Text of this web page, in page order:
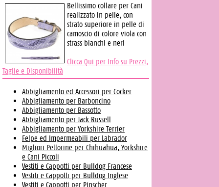
Bellissimo collare per Cani
realizzato in pelle, con
strato superiore in pelle di
camoscio di colore viola con
strass bianchi e neri
Clicca Qui per Info su Prezzi,
Taglie e Disponibilità
Abbigliamento ed Accessori per Cocker
Abbigliamento per Barboncino
Abbigliamento per Bassotto
Abbigliamento per Jack Russell
Abbigliamento per Yorkshire Terrier
Felpe ed Impermeabili per Labrador
Migliori Pettorine per Chihuahua, Yorkshire
e Cani Piccoli
Vestiti e Cappotti per Bulldog Francese
Vestiti e Cappotti per Bulldog Inglese
Vestiti e Cappotti per Pinscher